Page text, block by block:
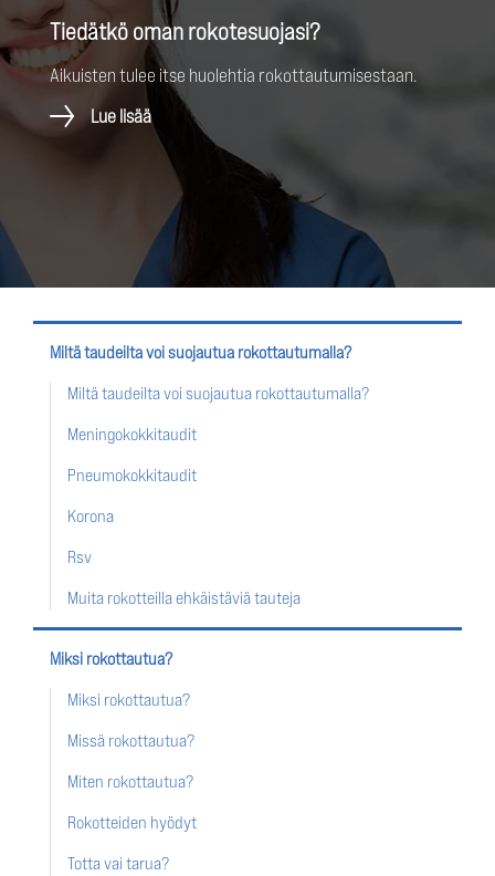
Tiedätkö oman rokotesuojasi?
Aikuisten tulee itse huolehtia rokottautumisestaan.
Lue lisää
Miltä taudeilta voi suojautua rokottautumalla?
Miltä taudeilta voi suojautua rokottautumalla?
Meningokokkitaudit
Pneumokokkitaudit
Korona
Rsv
Muita rokotteilla ehkäistäviä tauteja
Miksi rokottautua?
Miksi rokottautua?
Missä rokottautua?
Miten rokottautua?
Rokotteiden hyödyt
Totta vai tarua?